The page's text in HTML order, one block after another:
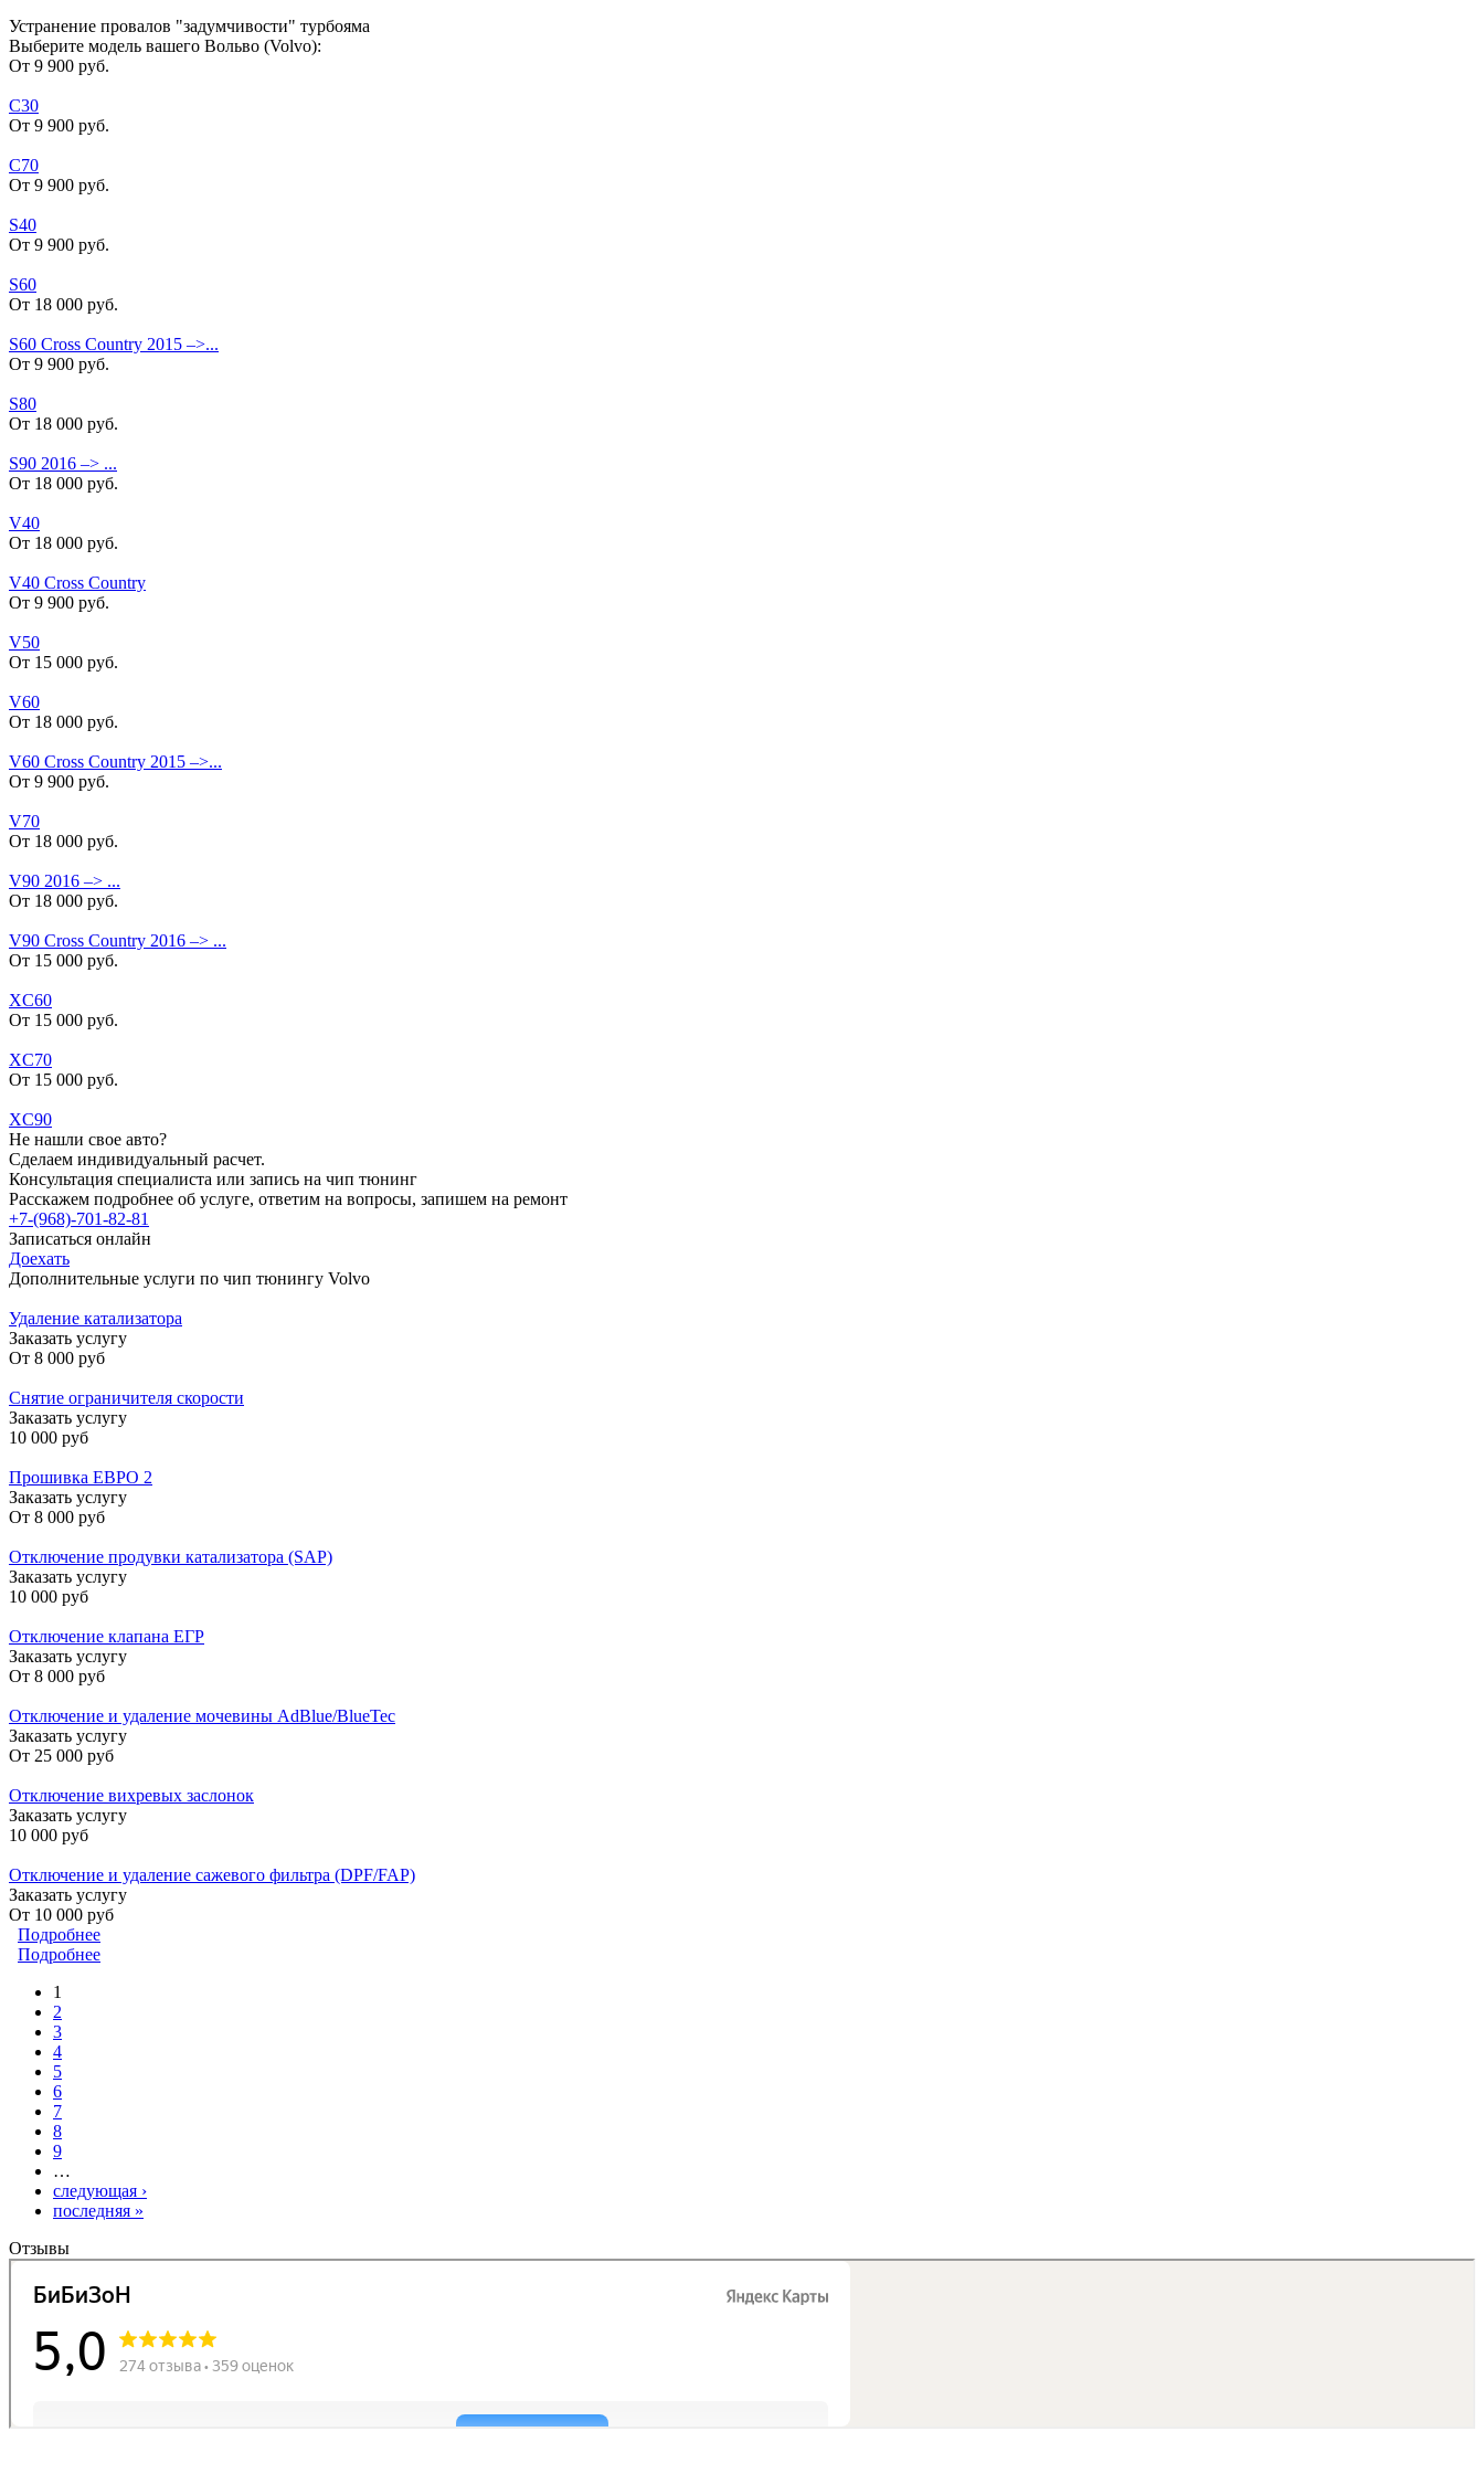
Устранение провалов "задумчивости" турбояма
Выберите модель вашего Вольво (Volvo):
От 9 900 руб.
C30
От 9 900 руб.
C70
От 9 900 руб.
S40
От 9 900 руб.
S60
От 18 000 руб.
S60 Cross Country 2015 –>...
От 9 900 руб.
S80
От 18 000 руб.
S90 2016 –> ...
От 18 000 руб.
V40
От 18 000 руб.
V40 Cross Country
От 9 900 руб.
V50
От 15 000 руб.
V60
От 18 000 руб.
V60 Cross Country 2015 –>...
От 9 900 руб.
V70
От 18 000 руб.
V90 2016 –> ...
От 18 000 руб.
V90 Cross Country 2016 –> ...
От 15 000 руб.
XC60
От 15 000 руб.
XC70
От 15 000 руб.
XC90
Не нашли свое авто?
Сделаем индивидуальный расчет.
Консультация специалиста или запись на чип тюнинг
Расскажем подробнее об услуге, ответим на вопросы, запишем на ремонт
+7-(968)-701-82-81
Записаться онлайн
Доехать
Дополнительные услуги по чип тюнингу Volvo
Удаление катализатора
Заказать услугу
От 8 000 руб
Снятие ограничителя скорости
Заказать услугу
10 000 руб
Прошивка ЕВРО 2
Заказать услугу
От 8 000 руб
Отключение продувки катализатора (SAP)
Заказать услугу
10 000 руб
Отключение клапана ЕГР
Заказать услугу
От 8 000 руб
Отключение и удаление мочевины AdBlue/BlueTec
Заказать услугу
От 25 000 руб
Отключение вихревых заслонок
Заказать услугу
10 000 руб
Отключение и удаление сажевого фильтра (DPF/FAP)
Заказать услугу
От 10 000 руб
Подробнее
Подробнее
1
2
3
4
5
6
7
8
9
…
следующая ›
последняя »
Отзывы